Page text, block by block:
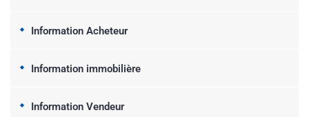
Information Acheteur
Information immobilière
Information Vendeur